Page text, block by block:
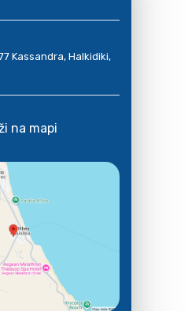
Kassandra, Halkidiki,
na mapi